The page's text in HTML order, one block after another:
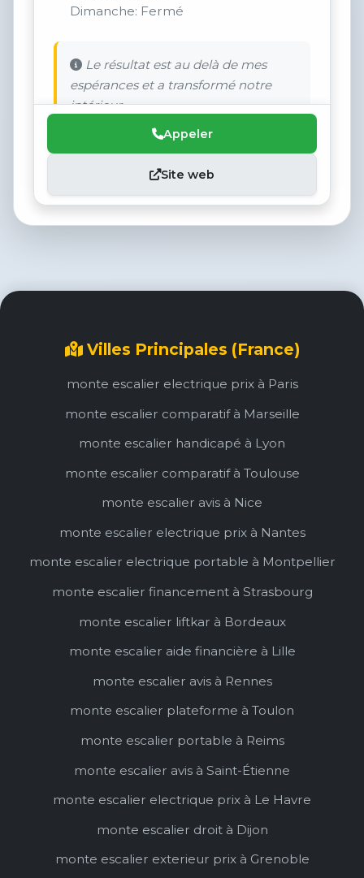
Dimanche: Fermé
Le résultat est au delà de mes
espérances et a transformé notre
intérieur.
Appeler
Site web
Villes Principales (France)
monte escalier electrique prix à Paris
monte escalier comparatif à Marseille
monte escalier handicapé à Lyon
monte escalier comparatif à Toulouse
monte escalier avis à Nice
monte escalier electrique prix à Nantes
monte escalier electrique portable à Montpellier
monte escalier financement à Strasbourg
monte escalier liftkar à Bordeaux
monte escalier aide financière à Lille
monte escalier avis à Rennes
monte escalier plateforme à Toulon
monte escalier portable à Reims
monte escalier avis à Saint-Étienne
monte escalier electrique prix à Le Havre
monte escalier droit à Dijon
monte escalier exterieur prix à Grenoble